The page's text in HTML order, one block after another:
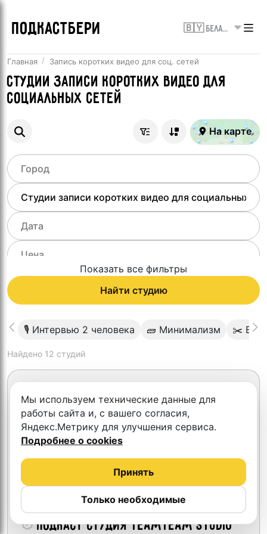
ПОДКАСТБЕРИ 🇧🇾 Беларусь
Главная Запись коротких видео для соц. сетей
Студии записи коротких видео для
социальных сетей
На карте
Показать все фильтры
Найти студию
🎙 Интервью 2 человека 🧱 Минимализм ✂️
Найдено 12 студий
Подкаст студия TeamTeam studio
Мы используем технические данные для
работы сайта и, с вашего согласия,
Яндекс.Метрику для улучшения сервиса.
Подробнее о cookies
Только необходимые
Принять